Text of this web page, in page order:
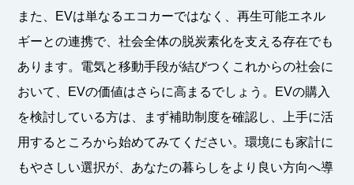
また、EVは単なるエコカーではなく、再生可能エネル
ギーとの連携で、社会全体の脱炭素化を支える存在でも
あります。電気と移動手段が結びつくこれからの社会に
おいて、EVの価値はさらに高まるでしょう。EVの購入
を検討している方は、まず補助制度を確認し、上手に活
用するところから始めてみてください。環境にも家計に
もやさしい選択が、あなたの暮らしをより良い方向へ導